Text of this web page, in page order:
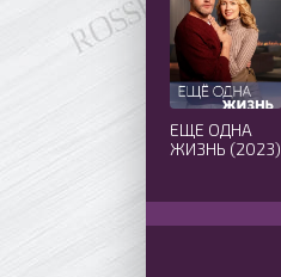
ЕЩЕ ОДНА
ЖИЗНЬ (2023)